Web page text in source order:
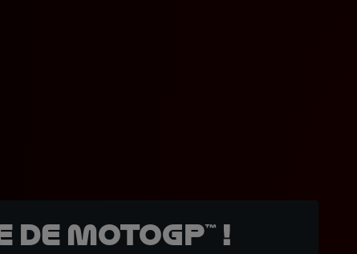
MotoGP™ !